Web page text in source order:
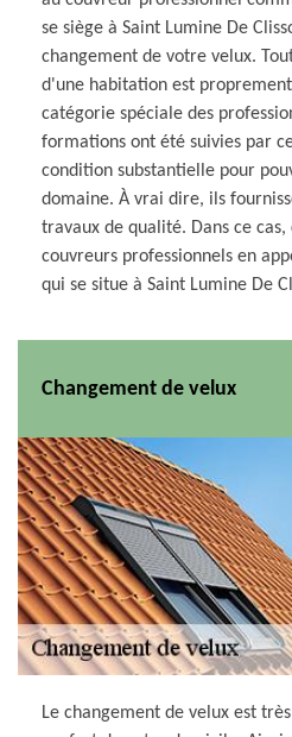
se siège à Saint Lumine De
changement de votre velux.
d'une habitation est
catégorie spéciale des
formations ont été suivies par
condition substantielle pour
domaine. À vrai dire, ils
travaux de qualité. Dans ce
couvreurs professionnels en
qui se situe à Saint Lumine De
Changement de velux
Le changement de velux est